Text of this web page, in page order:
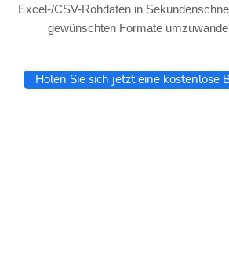
Excel-/CSV-Rohdaten in
gewünschten Formate
Holen Sie sich jetzt eine kostenlose